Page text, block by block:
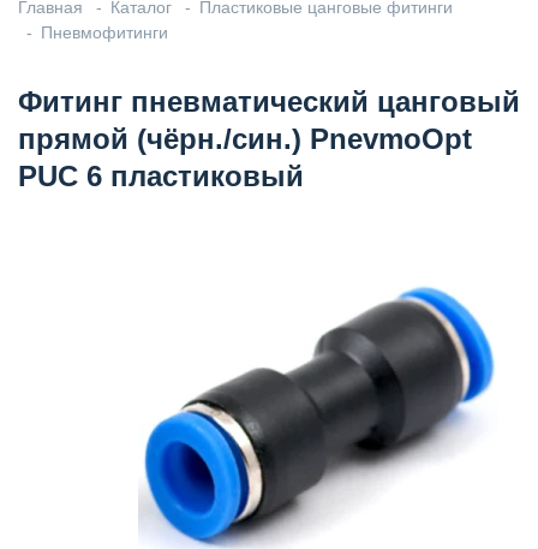
Главная Каталог
Пластиковые цанговые фитинги
Пневмофитинги
Фитинг пневматический цанговый
прямой (чёрн./син.) PnevmoOpt
PUC 6 пластиковый